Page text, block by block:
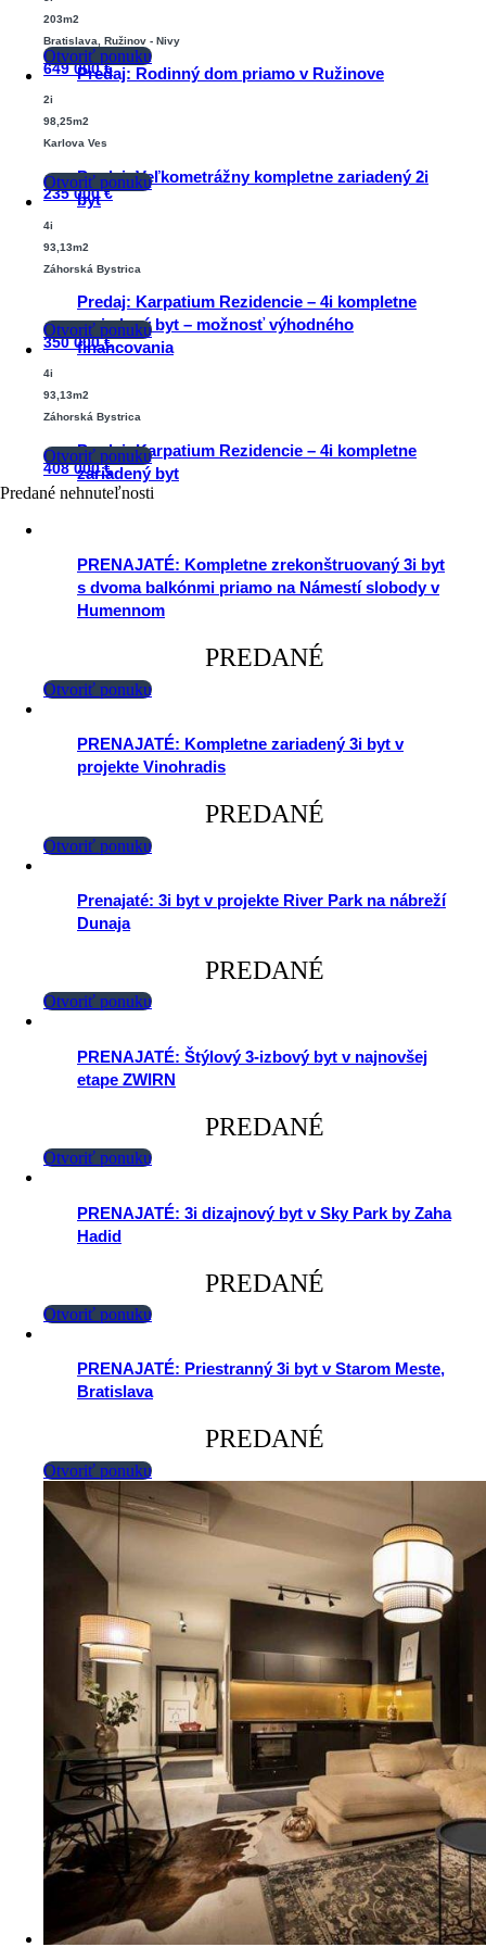
203m2
Bratislava, Ružinov - Nivy
Predaj: Rodinný dom priamo v Ružinove
649 000€
Otvoriť ponuku
2i
98,25m2
Karlova Ves
Predaj: Veľkometrážny kompletne zariadený 2i
byt
235 000€
Otvoriť ponuku
4i
93,13m2
Záhorská Bystrica
Predaj: Karpatium Rezidencie – 4i kompletne
zariadený byt – možnosť výhodného
financovania
350 000€
Otvoriť ponuku
4i
93,13m2
Záhorská Bystrica
Predaj: Karpatium Rezidencie – 4i kompletne
zariadený byt
408 000€
Otvoriť ponuku
Predané nehnuteľnosti
PRENAJATÉ: Kompletne zrekonštruovaný 3i byt
s dvoma balkónmi priamo na Námestí slobody v
Humennom
PREDANÉ
Otvoriť ponuku
PRENAJATÉ: Kompletne zariadený 3i byt v
projekte Vinohradis
PREDANÉ
Otvoriť ponuku
Prenajaté: 3i byt v projekte River Park na nábreží
Dunaja
PREDANÉ
Otvoriť ponuku
PRENAJATÉ: Štýlový 3-izbový byt v najnovšej
etape ZWIRN
PREDANÉ
Otvoriť ponuku
PRENAJATÉ: 3i dizajnový byt v Sky Park by Zaha
Hadid
PREDANÉ
Otvoriť ponuku
PRENAJATÉ: Priestranný 3i byt v Starom Meste,
Bratislava
PREDANÉ
Otvoriť ponuku